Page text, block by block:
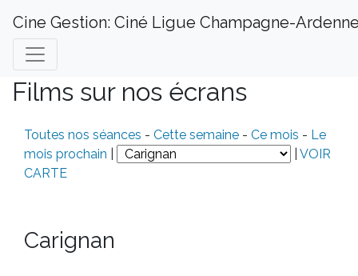
Cine Gestion: Ciné Ligue Champagne-
Films sur nos écrans
Toutes nos séances - Cette semaine - Ce mois - Le
mois prochain
VOIR
CARTE
Carignan